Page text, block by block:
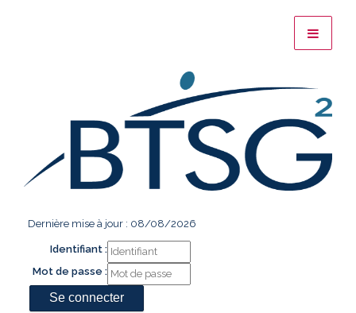
Dernière mise à jour : 08/08/2026
Identifiant :
Mot de passe :